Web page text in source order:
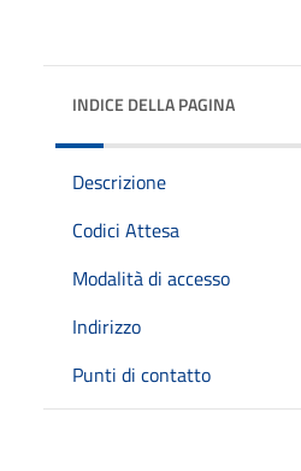
INDICE DELLA PAGINA
Descrizione
Codici Attesa
Modalità di accesso
Indirizzo
Punti di contatto